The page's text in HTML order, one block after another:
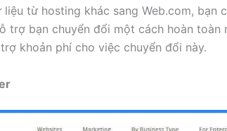
từ hosting khác sang Web.com, bạn
trợ bạn chuyển đổi một cách hoàn toàn
khoản phí cho việc chuyển đổi này.